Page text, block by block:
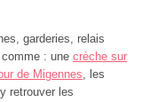
garderies, relais
comme : une crèche sur
de Migennes, les
retrouver les